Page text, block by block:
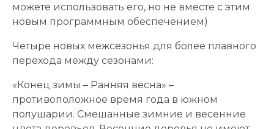
можете использовать его, но не вместе с этим
новым программным обеспечением)
Четыре новых межсезонья для более плавного
перехода между сезонами:
«Конец зимы – Ранняя весна» –
противоположное время года в южном
полушарии. Смешанные зимние и весенние